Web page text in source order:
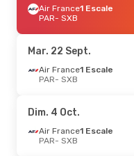
Air France1 Escale
PAR- SXB
Mar. 22 Sept.
Air France1 Escale
PAR- SXB
Dim. 4 Oct.
Air France1 Escale
PAR- SXB